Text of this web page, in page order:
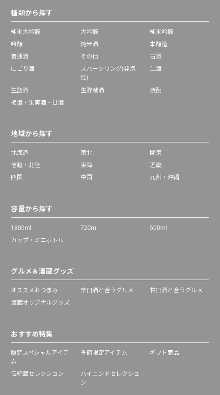
種類から探す
純米大吟醸 大吟醸
純米吟醸
吟醸
純米酒
本醸造
普通酒
その他
古酒
にごり酒
スパークリング(発泡
性)
生酒
生詰酒 生貯蔵酒
焼酎
梅酒・果実酒・甘酒
地域から探す
北海道 東北
関東
信越・北陸
東海
近畿
四国
中国 九州・沖縄
容量から探す
1800ml 720ml
500ml
カップ・ミニボトル
グルメ＆酒蔵グッズ
オススメおつまみ 辛口酒と合うグルメ
甘口酒と合うグルメ
酒蔵オリジナルグッズ
おすすめ特集
限定スペシャルアイテ
ム
季節限定アイテム ギフト商品
伝統蔵セレクション
ハイエンドセレクショ
ン